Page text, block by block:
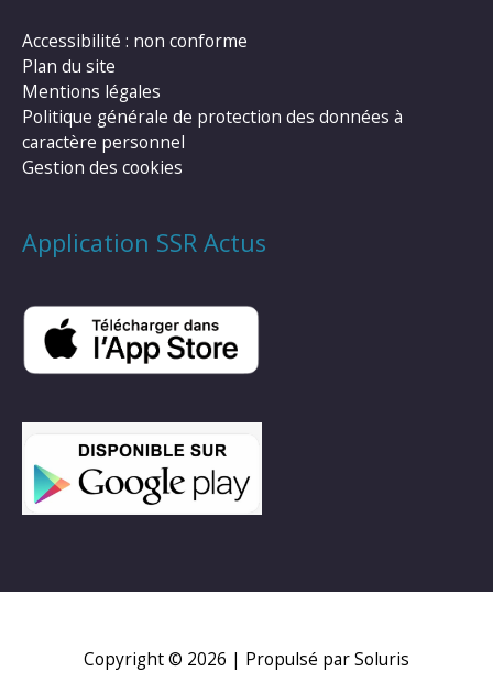
Accessibilité : non conforme
Plan du site
Mentions légales
Politique générale de protection des données à
caractère personnel
Gestion des cookies
Application SSR Actus
Copyright © 2026 | Propulsé par Soluris